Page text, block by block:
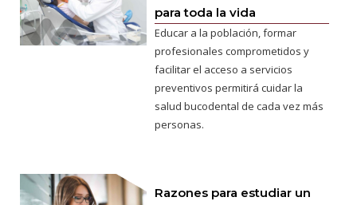
para toda la vida
Educar a la población, formar
profesionales comprometidos y
facilitar el acceso a servicios
preventivos permitirá cuidar la
salud bucodental de cada vez más
personas.
Razones para estudiar un